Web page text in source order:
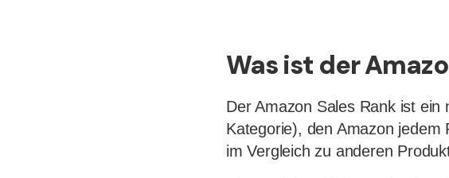
Was ist der
Der Amazon Sales Rank ist
Kategorie), den Amazon
im Vergleich zu anderen